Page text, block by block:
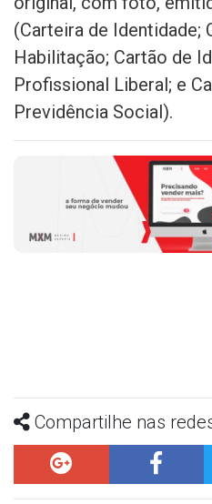
(Carteira de Identidade;
Habilitação; Cartão de
Profissional Liberal; e
Previdência Social).
Compartilhe nas